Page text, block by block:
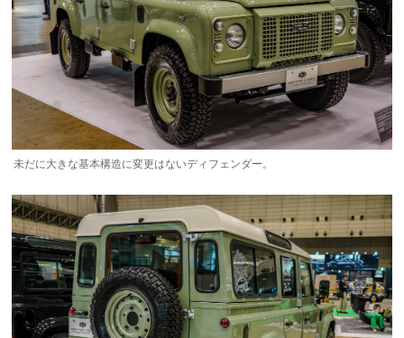
未だに大きな基本構造に変更はないディフェンダー。